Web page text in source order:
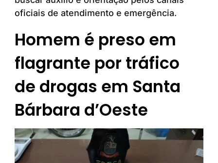
oficiais de atendimento e emergência.
Homem é preso em
flagrante por tráfico
de drogas em Santa
Bárbara d’Oeste